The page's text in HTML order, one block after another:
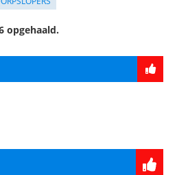
opgehaald.